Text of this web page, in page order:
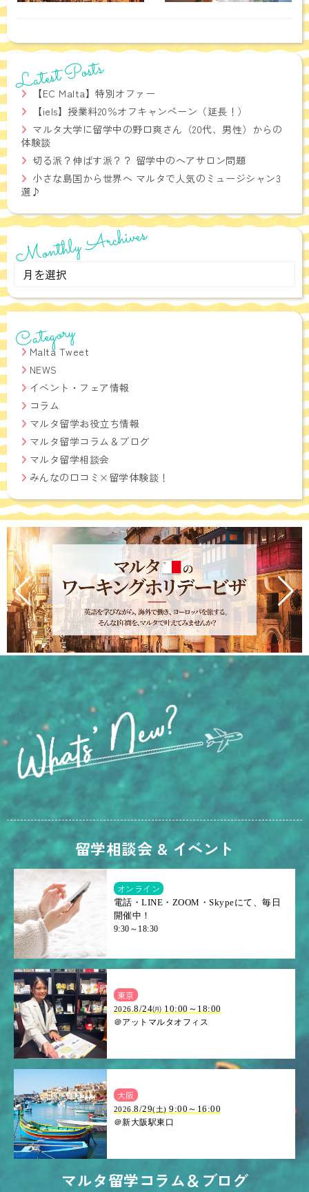
Latest Posts
【EC Malta】特別オファー
【iels】授業料20％オフキャンペーン（延長！）
マルタ大学に留学中の野口爽さん（20代、男性）からの
体験談
切る派？伸ばす派？？ 留学中のヘアサロン問題
小さな島国から世界へ マルタで人気のミュージシャン3
選♪
Monthly Archives
Monthly
Archives
Category
Malta Tweet
NEWS
イベント・フェア情報
コラム
マルタ留学お役立ち情報
マルタ留学コラム＆ブログ
マルタ留学相談会
みんなの口コミ×留学体験談！
留学相談会 & イベント
オンライン
電話・LINE・ZOOM・Skypeにて、毎日
開催中！
9:30～18:30
東京
2026.8/24㈪ 10:00～18:00
＠アットマルタオフィス
大阪
2026.8/29(土) 9:00～16:00
＠新大阪駅東口
マルタ留学コラム＆ブログ